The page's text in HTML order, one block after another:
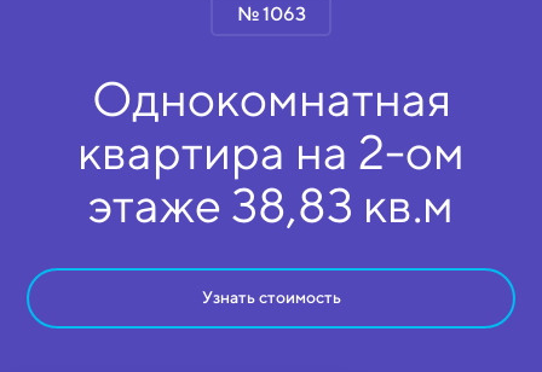
№ 1063
Однокомнатная
квартира на 2-ом
этаже 38,83 кв.м
Узнать стоимость